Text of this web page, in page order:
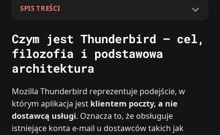
SPIS TREŚCI
Czym jest Thunderbird – cel,
filozofia i podstawowa
architektura
Mozilla Thunderbird reprezentuje podejście, w
którym aplikacja jest klientem poczty, a nie
dostawcą usługi. Oznacza to, że obsługuje
istniejące konta e‑mail u dostawców takich jak